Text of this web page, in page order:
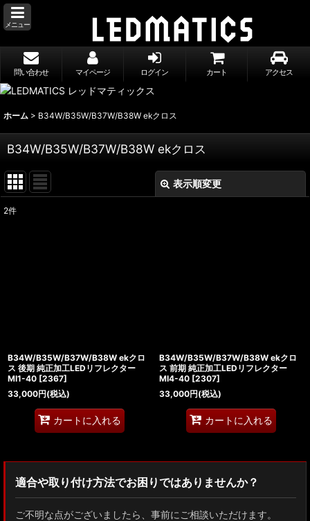
メニュー
問い合わせ マイページ ログイン カート アクセス
ホーム > B34W/B35W/B37W/B38W ekクロス
B34W/B35W/B37W/B38W ekクロス
表示順変更
2件
B34W/B35W/B37W/B38W ekクロ
ス 後期 純正加工LEDリフレクター
MI1-40 [2367]
33,000円(税込)
カートに入れる
B34W/B35W/B37W/B38W ekクロ
ス 前期 純正加工LEDリフレクター
MI4-40 [2307]
33,000円(税込)
カートに入れる
適合や取り付け方法でお困りではありませんか？
ご不明な点がございましたら、事前にご相談いただけます。